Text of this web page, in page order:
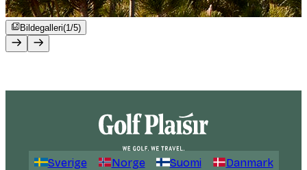
Bildegalleri(1/5)
Sverige Norge Suomi Danmark